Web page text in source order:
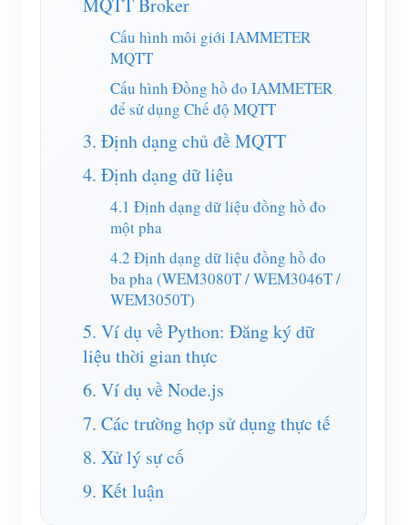
Trình mô phỏng IAMMETER
Máy đo ảo
Các ứng dụng
Màn hình năng lượng hệ thống PV năng lượng mặt
trời
Màn hình sử dụng điện
Hệ thống điều khiển máy sưởi PV
Tự động hóa gia đình
Giám sát năng lượng nhà máy
Cửa hàng
Tài nguyên
Khởi động nhanh sản phẩm
Tài liệu
Video hướng dẫn
Câu hỏi thường gặp
Tin tức
Blog
Cộng đồng
Nhà phát triển
Khám phá
Chương trình khen thưởng
Tiếp xúc
Về chúng tôi
MQTT Broker
Cấu hình môi giới IAMMETER
MQTT
Cấu hình Đồng hồ đo IAMMETER
để sử dụng Chế độ MQTT
3. Định dạng chủ đề MQTT
4. Định dạng dữ liệu
4.1 Định dạng dữ liệu đồng hồ đo
một pha
4.2 Định dạng dữ liệu đồng hồ đo
ba pha (WEM3080T / WEM3046T /
WEM3050T)
5. Ví dụ về Python: Đăng ký dữ
liệu thời gian thực
6. Ví dụ về Node.js
7. Các trường hợp sử dụng thực tế
8. Xử lý sự cố
9. Kết luận